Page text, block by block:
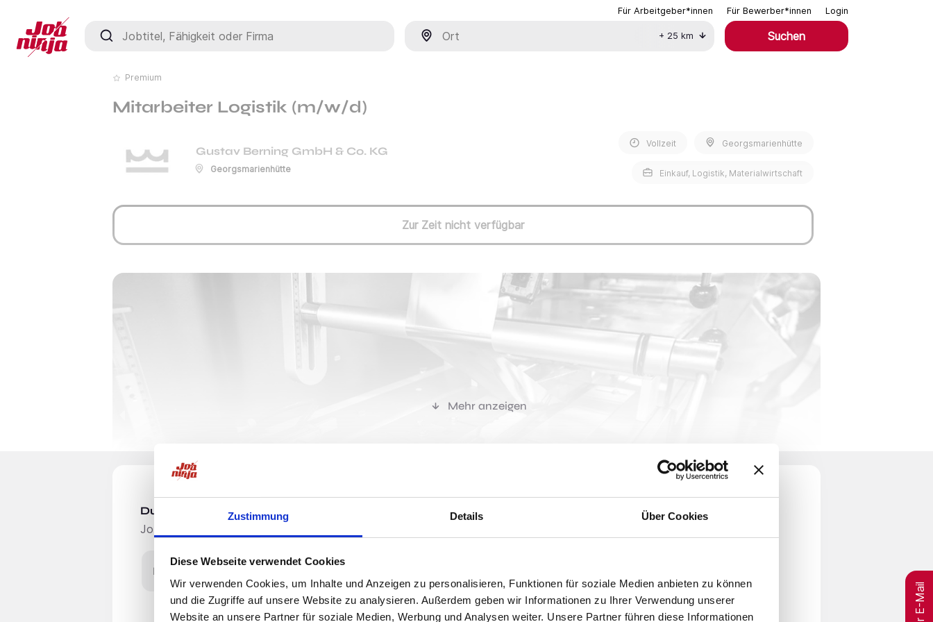
Zustimmung Details Über Cookies
Diese Webseite verwendet Cookies
Wir verwenden Cookies, um Inhalte und Anzeigen zu personalisieren, Funktionen für soziale Medien anbieten zu können
und die Zugriffe auf unsere Website zu analysieren. Außerdem geben wir Informationen zu Ihrer Verwendung unserer
Website an unsere Partner für soziale Medien, Werbung und Analysen weiter. Unsere Partner führen diese Informationen
Für Arbeitgeber*innen Für Bewerber*innen Login
Jobtitel, Fähigkeit oder Firma
+ 25 km Suchen
Premium
Mitarbeiter Logistik (m/w/d)
Gustav Berning GmbH & Co. KG
Georgsmarienhütte
Vollzeit Georgsmarienhütte
Einkauf, Logistik, Materialwirtschaft
Zur Zeit nicht verfügbar
Werde Teil des Prinsen-Berning-Teams!Als einer der größten Proteinriegelproduzenten in Europa ist es unser Ziel gesundes Leben
einfach und lecker zu gestalten. Von unserem Standort in Georgsmarienhütte aus beliefern wir unsere Kunden auf der ganzen Welt. Dabei
Mehr anzeigen
Du möchtest Jobs, die zu Dir passen?
Jobangebote per E-Mail erhalten
E-Mail-Adresse